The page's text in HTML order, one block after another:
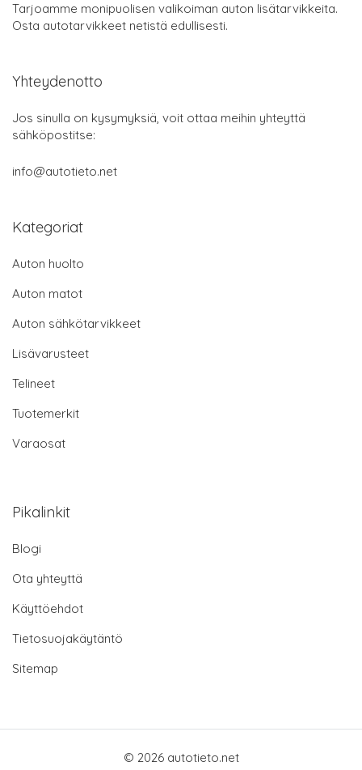
Tarjoamme monipuolisen valikoiman auton lisätarvikkeita.
Osta autotarvikkeet netistä edullisesti.
Yhteydenotto
Jos sinulla on kysymyksiä, voit ottaa meihin yhteyttä
sähköpostitse:
info@autotieto.net
Kategoriat
Auton huolto
Auton matot
Auton sähkötarvikkeet
Lisävarusteet
Telineet
Tuotemerkit
Varaosat
Pikalinkit
Blogi
Ota yhteyttä
Käyttöehdot
Tietosuojakäytäntö
Sitemap
© 2026 autotieto.net